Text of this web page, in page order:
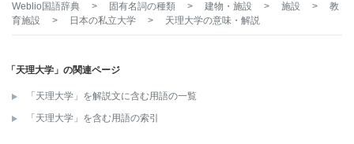
Weblio国語辞典 > 固有名詞の種類 > 建物・施設 > 施設 >
教
育施設
> 日本の私立大学 > 天理大学の意味・解説
「天理大学」の関連ページ
「天理大学」を解説文に含む用語の一覧
「天理大学」を含む用語の索引